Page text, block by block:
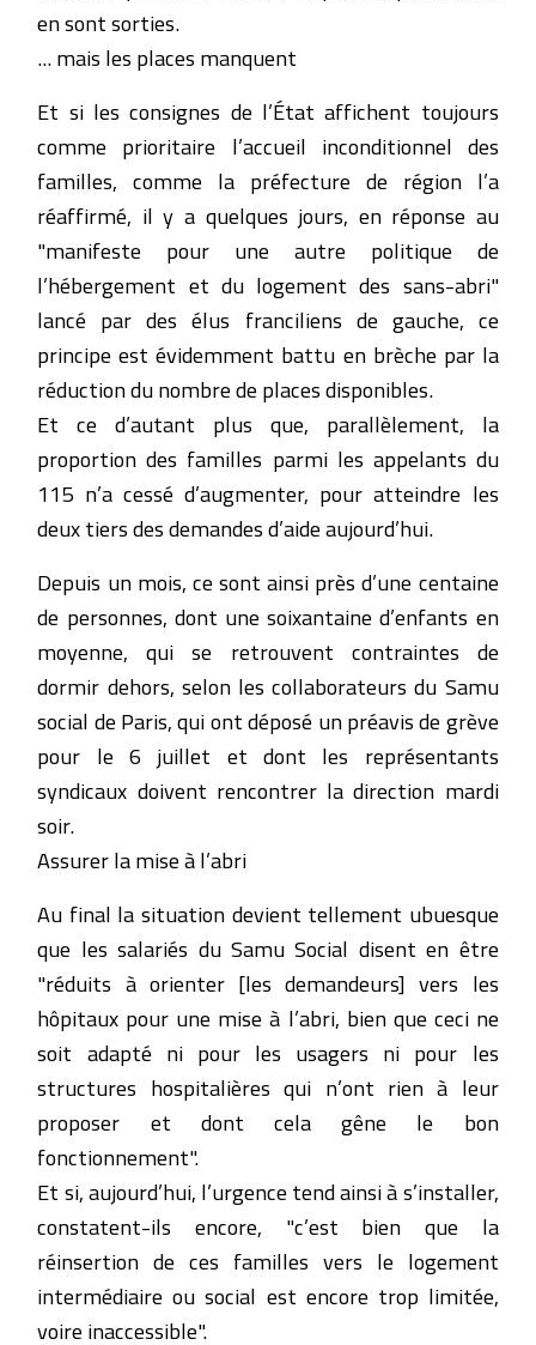
en sont sorties.
... mais les places manquent
Et si les consignes de l’État affichent toujours
comme prioritaire l’accueil inconditionnel des
familles, comme la préfecture de région l’a
réaffirmé, il y a quelques jours, en réponse au
"manifeste pour une autre politique de
l’hébergement et du logement des sans-abri"
lancé par des élus franciliens de gauche, ce
principe est évidemment battu en brèche par la
réduction du nombre de places disponibles.
Et ce d’autant plus que, parallèlement, la
proportion des familles parmi les appelants du
115 n’a cessé d’augmenter, pour atteindre les
deux tiers des demandes d’aide aujourd’hui.
Depuis un mois, ce sont ainsi près d’une centaine
de personnes, dont une soixantaine d’enfants en
moyenne, qui se retrouvent contraintes de
dormir dehors, selon les collaborateurs du Samu
social de Paris, qui ont déposé un préavis de grève
pour le 6 juillet et dont les représentants
syndicaux doivent rencontrer la direction mardi
soir.
Assurer la mise à l’abri
Au final la situation devient tellement ubuesque
que les salariés du Samu Social disent en être
"réduits à orienter [les demandeurs] vers les
hôpitaux pour une mise à l’abri, bien que ceci ne
soit adapté ni pour les usagers ni pour les
structures hospitalières qui n’ont rien à leur
proposer et dont cela gêne le bon
fonctionnement".
Et si, aujourd’hui, l’urgence tend ainsi à s’installer,
constatent-ils encore, "c’est bien que la
réinsertion de ces familles vers le logement
intermédiaire ou social est encore trop limitée,
voire inaccessible".